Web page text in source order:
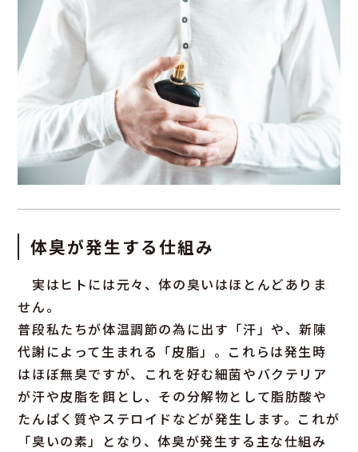
体臭が発生する仕組み
実はヒトには元々、体の臭いはほとんどありま
せん。
普段私たちが体温調節の為に出す「汗」や、新陳
代謝によって生まれる「皮脂」。これらは発生時
はほぼ無臭ですが、これを好む細菌やバクテリア
が汗や皮脂を餌とし、その分解物として脂肪酸や
たんぱく質やステロイドなどが発生します。これが
「臭いの素」となり、体臭が発生する主な仕組み